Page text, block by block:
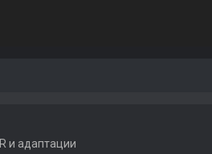
и адаптации